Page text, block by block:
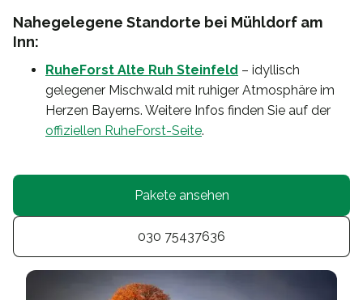
Nahegelegene Standorte bei Mühldorf am
Inn:
RuheForst Alte Ruh Steinfeld – idyllisch
gelegener Mischwald mit ruhiger Atmosphäre im
Herzen Bayerns. Weitere Infos finden Sie auf der
offiziellen RuheForst-Seite.
Pakete ansehen
030 75437636